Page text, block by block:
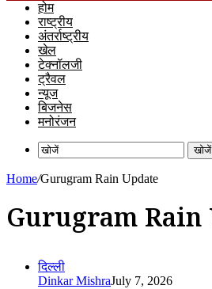
होम
राष्ट्रीय
अंतर्राष्ट्रीय
खेल
टेक्नॉलजी
ट्रैवल
न्यूज
बिजनेस
मनोरंजन
खोजें
Home/Gurugram Rain Update
Gurugram Rain
दिल्ली
Dinkar MishraJuly 7, 2026